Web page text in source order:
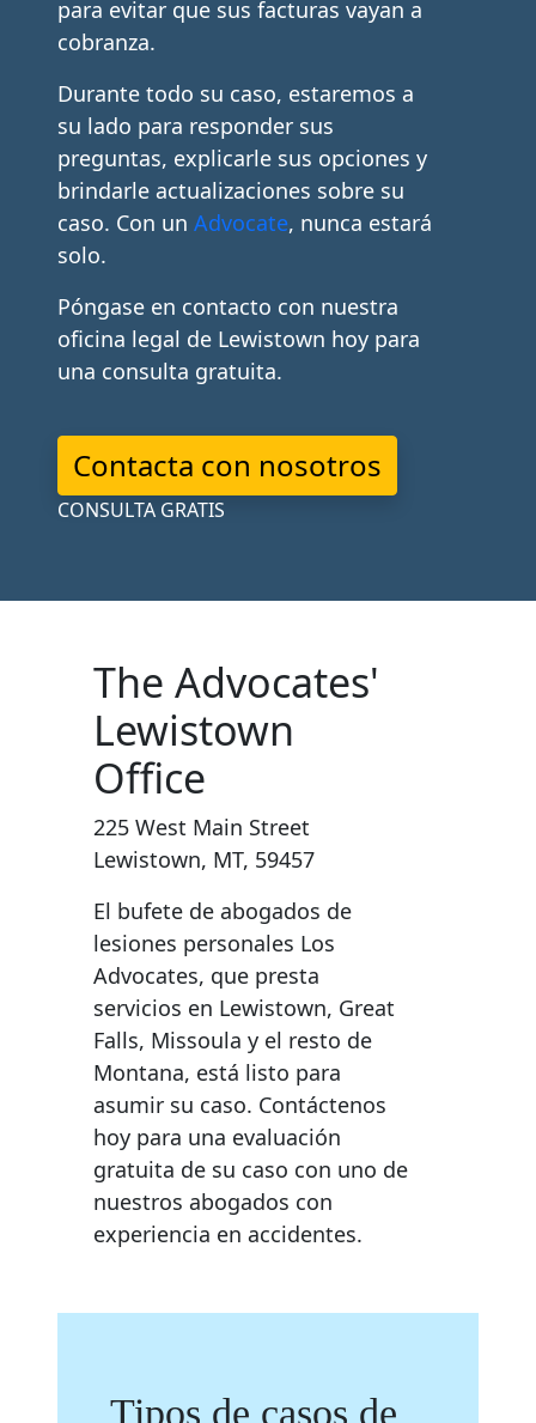
para evitar que sus facturas vayan a
cobranza.
Durante todo su caso, estaremos a
su lado para responder sus
preguntas, explicarle sus opciones y
brindarle actualizaciones sobre su
caso. Con un Advocate, nunca estará
solo.
Póngase en contacto con nuestra
oficina legal de Lewistown hoy para
una consulta gratuita.
Contacta con nosotros
CONSULTA GRATIS
The Advocates'
Lewistown
Office
225 West Main Street
Lewistown, MT, 59457
El bufete de abogados de
lesiones personales Los
Advocates, que presta
servicios en Lewistown, Great
Falls, Missoula y el resto de
Montana, está listo para
asumir su caso. Contáctenos
hoy para una evaluación
gratuita de su caso con uno de
nuestros abogados con
experiencia en accidentes.
Tipos de casos de